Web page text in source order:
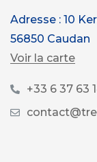
Adresse : 10
56850 Caudan
Voir la carte
+33 6 37 63